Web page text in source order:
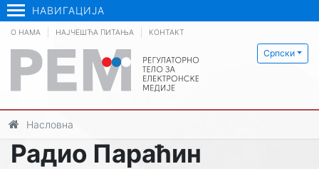
НАВИГАЦИЈА
Српски
О НАМА НАЈЧЕШЋА ПИТАЊА КОНТАКТ
Насловна
Радио Параћин